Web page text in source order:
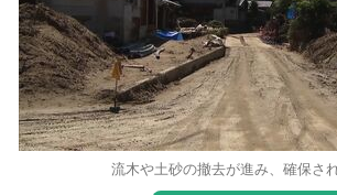
流木や土砂の撤去が進み、確保さ